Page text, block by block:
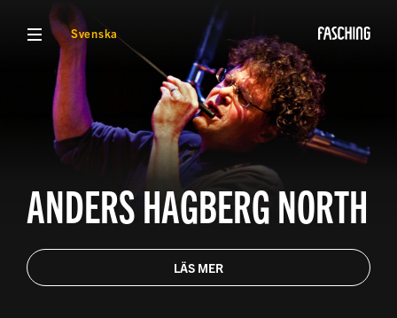
VISA MENYSvenska
ANDERS HAGBERG NORTH
LÄS MER